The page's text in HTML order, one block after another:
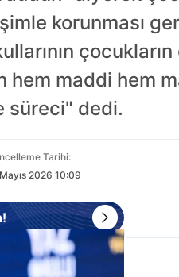
korunması
hem maddi hem
süreci" dedi.
Tarihi:
2026 10:09